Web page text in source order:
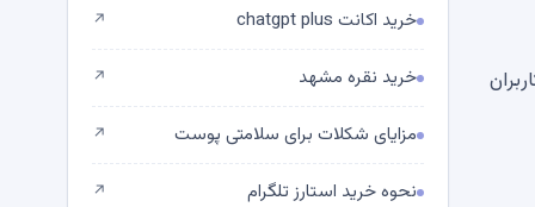
خرید اکانت chatgpt plus ↗
خرید نقره مشهد ↗
مزایای شکلات برای سلامتی پوست ↗
نحوه خرید استارز تلگرام ↗